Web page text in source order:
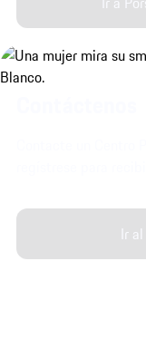
Ir